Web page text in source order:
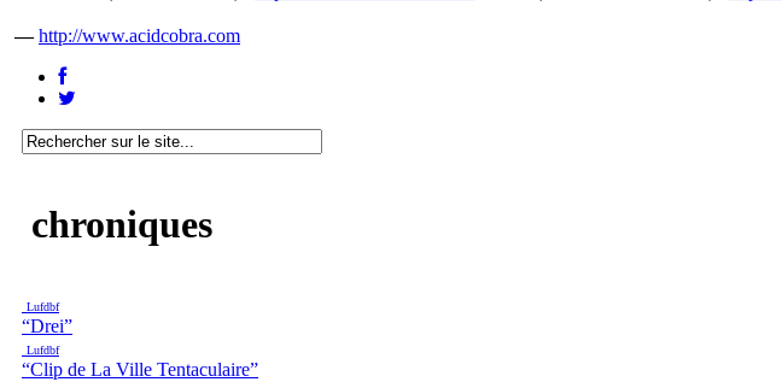
— http://www.acidcobra.com
chroniques
Lufdbf
“Drei”
Lufdbf
“Clip de La Ville Tentaculaire”